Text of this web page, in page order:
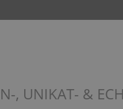
, UNIKAT- &